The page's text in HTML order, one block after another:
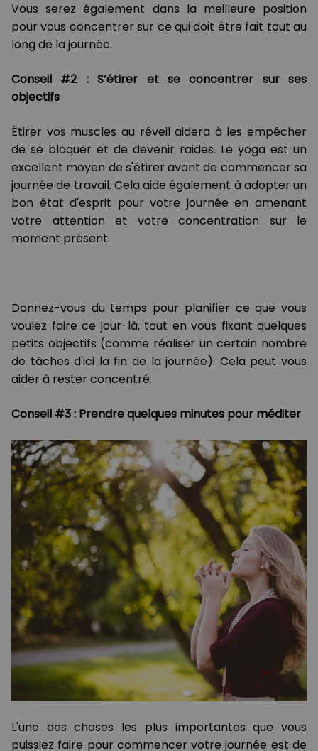
Vous serez également dans la meilleure position
pour vous concentrer sur ce qui doit être fait tout au
long de la journée.
Conseil #2 : S’étirer et se concentrer sur ses
objectifs
Étirer vos muscles au réveil aidera à les empêcher
de se bloquer et de devenir raides. Le yoga est un
excellent moyen de s'étirer avant de commencer sa
journée de travail. Cela aide également à adopter un
bon état d'esprit pour votre journée en amenant
votre attention et votre concentration sur le
moment présent.
Donnez-vous du temps pour planifier ce que vous
voulez faire ce jour-là, tout en vous fixant quelques
petits objectifs (comme réaliser un certain nombre
de tâches d'ici la fin de la journée). Cela peut vous
aider à rester concentré.
Conseil #3 : Prendre quelques minutes pour méditer
L'une des choses les plus importantes que vous
puissiez faire pour commencer votre journée est de